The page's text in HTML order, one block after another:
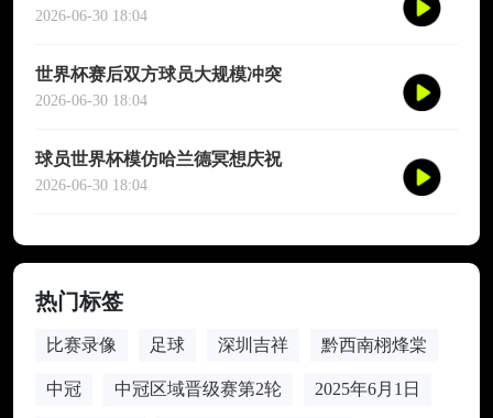
2026-06-30 18:04
世界杯赛后双方球员大规模冲突
2026-06-30 18:04
球员世界杯模仿哈兰德冥想庆祝
2026-06-30 18:04
热门标签
比赛录像 足球 深圳吉祥 黔西南栩烽棠
中冠 中冠区域晋级赛第2轮 2025年6月1日